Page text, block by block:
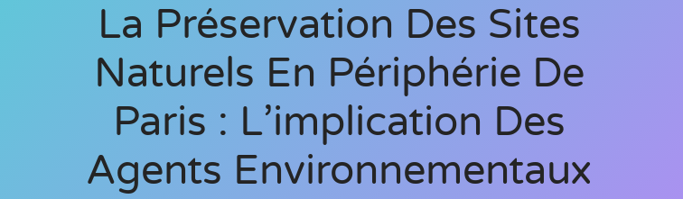
La Préservation Des Sites
Naturels En Périphérie De
Paris : L’implication Des
Agents Environnementaux